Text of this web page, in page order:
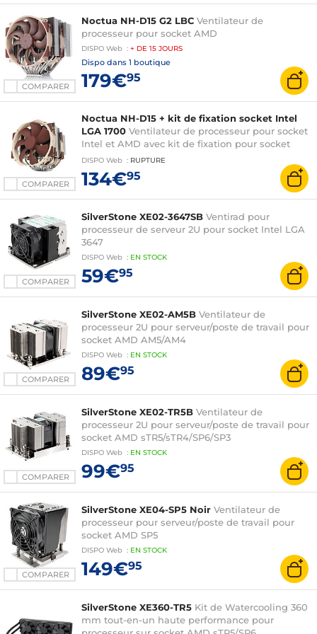
COMPARER
Noctua NH-D15 G2 LBC Ventilateur de
processeur pour socket AMD
DISPO Web : + DE 15 JOURS
Dispo dans 1 boutique
179€95
COMPARER
Noctua NH-D15 + kit de fixation socket Intel
LGA 1700 Ventilateur de processeur pour socket
Intel et AMD avec kit de fixation pour socket
Intel 1700
DISPO Web : RUPTURE
134€95
COMPARER
SilverStone XE02-3647SB Ventirad pour
processeur de serveur 2U pour socket Intel LGA
3647
DISPO Web : EN STOCK
59€95
COMPARER
SilverStone XE02-AM5B Ventilateur de
processeur 2U pour serveur/poste de travail pour
socket AMD AM5/AM4
DISPO Web : EN STOCK
89€95
COMPARER
SilverStone XE02-TR5B Ventilateur de
processeur 2U pour serveur/poste de travail pour
socket AMD sTR5/sTR4/SP6/SP3
DISPO Web : EN STOCK
99€95
COMPARER
SilverStone XE04-SP5 Noir Ventilateur de
processeur pour serveur/poste de travail pour
socket AMD SP5
DISPO Web : EN STOCK
149€95
SilverStone XE360-TR5 Kit de Watercooling 360
mm tout-en-un haute performance pour